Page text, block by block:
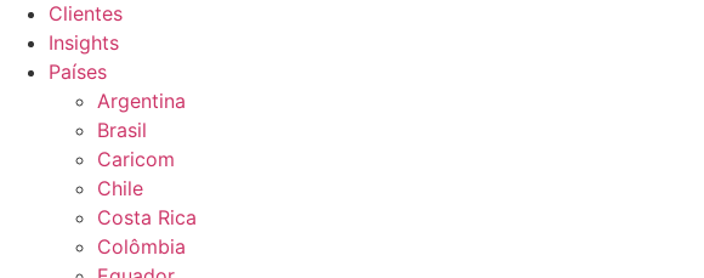
Clientes
Insights
Países
Argentina
Brasil
Caricom
Chile
Costa Rica
Colômbia